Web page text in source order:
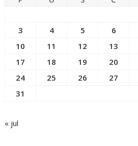
3
4 5 6
10
11 12 13
17
18 19 20
24
25 26 27
31
« jul